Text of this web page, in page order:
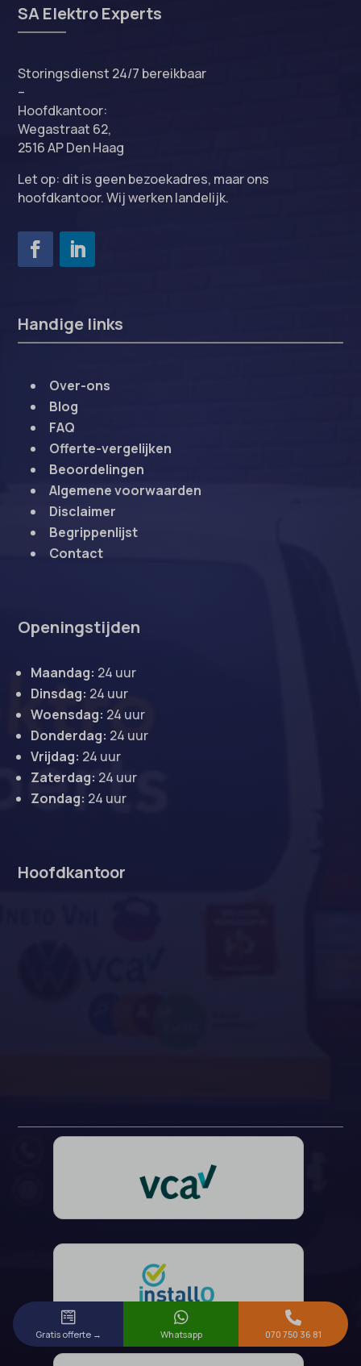
SA Elektro Experts
Storingsdienst 24/7 bereikbaar
–
Hoofdkantoor:
Wegastraat 62,
2516 AP Den Haag
Let op: dit is geen bezoekadres, maar ons
hoofdkantoor. Wij werken landelijk.
Handige links
Over-ons
Blog
FAQ
Offerte-vergelijken
Beoordelingen
Algemene voorwaarden
Disclaimer
Begrippenlijst
Contact
Openingstijden
Maandag: 24 uur
Dinsdag: 24 uur
Woensdag: 24 uur
Donderdag: 24 uur
Vrijdag: 24 uur
Zaterdag: 24 uur
Zondag: 24 uur
Hoofdkantoor

Gratis offerte →

Whatsapp

070 750 36 81